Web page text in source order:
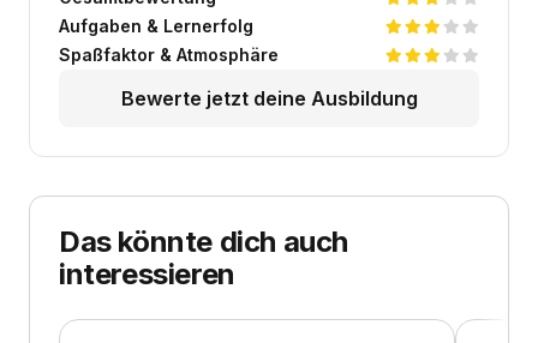
Aufgaben & Lernerfolg
Spaßfaktor & Atmosphäre
Bewerte jetzt deine Ausbildung
Das könnte dich auch
interessieren